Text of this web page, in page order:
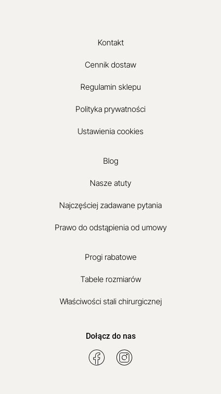
Kontakt
Cennik dostaw
Regulamin sklepu
Polityka prywatności
Ustawienia cookies
Blog
Nasze atuty
Najczęściej zadawane pytania
Prawo do odstąpienia od umowy
Progi rabatowe
Tabele rozmiarów
Właściwości stali chirurgicznej
Dołącz do nas